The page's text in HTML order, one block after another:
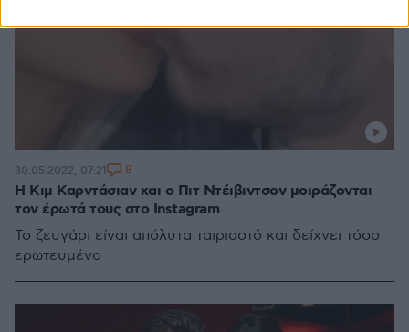
H Κιμ Καρντάσιαν και ο Πιτ Ντέιβιντσον μοιράζονται
τον έρωτά τους στο Instagram
To ζευγάρι είναι απόλυτα ταιριαστό και δείχνει τόσο
ερωτευμένο
30.05.2022, 07:21 8